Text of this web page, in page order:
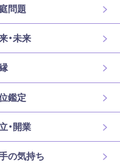
問題
・未来
鑑定
・開業
の気持ち